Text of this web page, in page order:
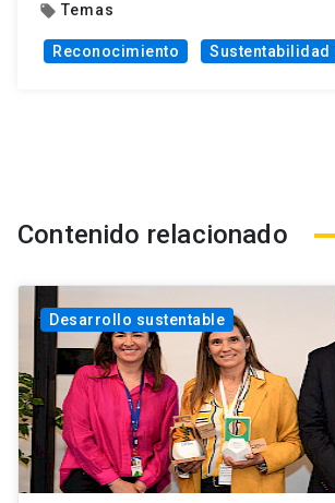
local_offer Temas
Reconocimiento Sustentabilidad
Contenido relacionado
Desarrollo sustentable